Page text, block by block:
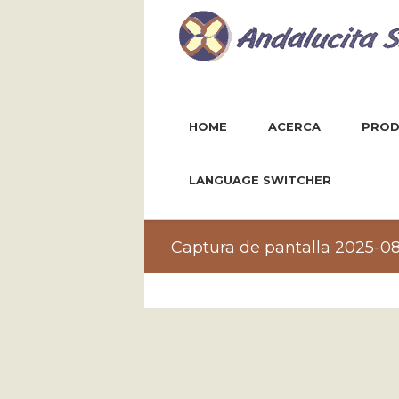
HOME ACERCA
LANGUAGE SWITCHER
Captura de pantalla 2025-